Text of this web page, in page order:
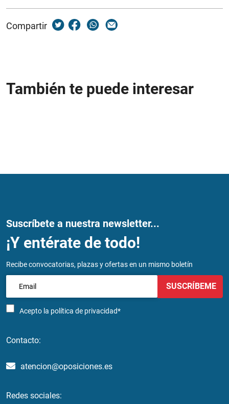
Compartir
También te puede interesar
Suscríbete a nuestra newsletter...
¡Y entérate de todo!
Recibe convocatorias, plazas y ofertas en un mismo boletín
Acepto la política de privacidad*
SUSCRÍBEME
Contacto:
atencion@oposiciones.es
Redes sociales: